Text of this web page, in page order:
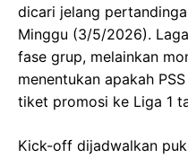
dicari jelang
Minggu (3/5/2026).
fase grup, melainkan
menentukan apakah
tiket promosi ke Liga 1
Kick-off dijadwalkan